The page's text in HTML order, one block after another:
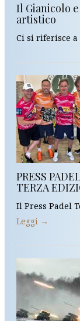
Il Gianicolo
artistico
Ci si riferisce a
PRESS
TERZA
Il Press Padel
Leggi →